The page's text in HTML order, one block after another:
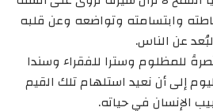
وابتسامته وتواضعه وعن قلبه
عن الناس.
للمظلوم وسترا للفقراء وسندا
إلى أن نعيد استلهام تلك القيم
الإنسان في حياته.